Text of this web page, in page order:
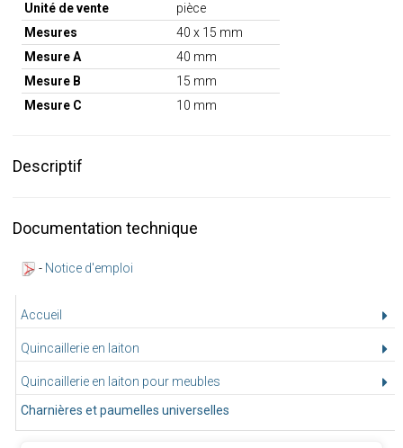
Accueil
Quincaillerie en laiton
Quincaillerie en laiton pour meubles
Charnières et paumelles universelles
Unité de vente
pièce
Mesures
40 x 15 mm
Mesure A
40 mm
Mesure B
15 mm
Mesure C
10 mm
Descriptif
Documentation technique
- Notice d'emploi